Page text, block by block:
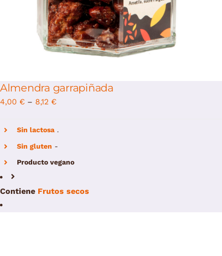
Almendra garrapiñada
4,00 € – 8,12 €
Sin lactosa.
Sin gluten -
Producto vegano
Contiene Frutos secos